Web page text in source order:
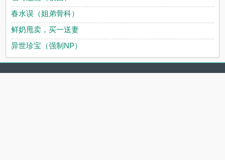
春水误（姐弟骨科）
鲜奶甩卖，买一送妻
异世珍宝（强制NP）